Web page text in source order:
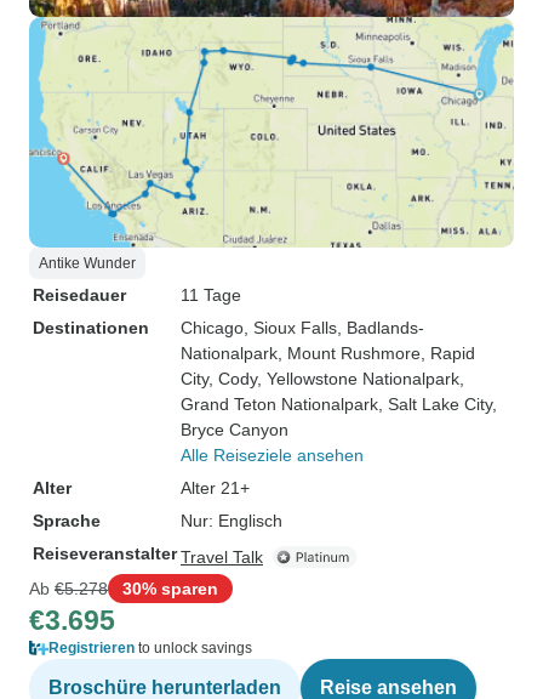
Antike Wunder
Reisedauer
11 Tage
Destinationen
Chicago , Sioux Falls , Badlands-
Nationalpark , Mount Rushmore , Rapid
City, Cody, Yellowstone Nationalpark
Grand Teton Nationalpark , Salt Lake City,
Bryce Canyon
Alle Reiseziele ansehen
Alter
Alter 21+
Sprache
Nur: Englisch
ReiseveranstalterTravel Talk
Ab €5.278 30% sparen
€3.695
Registrieren to unlock savings
Broschüre herunterladen Reise ansehen